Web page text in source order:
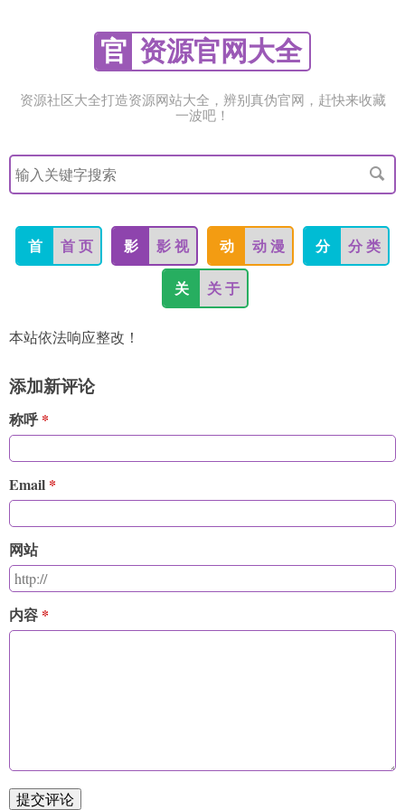
官 资源官网大全
资源社区大全打造资源网站大全，辨别真伪官网，赶快来收藏
一波吧！
搜
索
关
字
首 首 页 影 影 视 动 动 漫 分 分 类
关 关 于
本站依法响应整改！
添加新评论
称呼
Email
网站
内容
提交评论